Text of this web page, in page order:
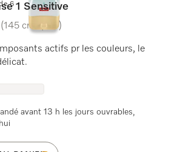
61 Sensitive
5
(145 critiques)
actifs pr les couleurs, le
avant 13 h les jours ouvrables,